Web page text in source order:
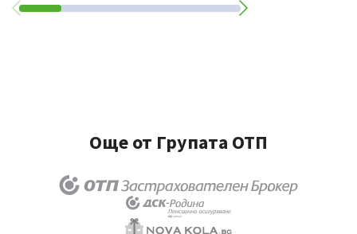
Още от Групата ОТП